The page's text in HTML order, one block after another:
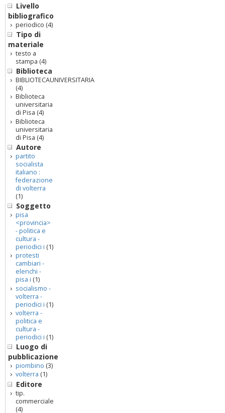
Livello
bibliografico
periodico (4)
Tipo di
materiale
testo a
stampa (4)
Biblioteca
BIBLIOTECAUNIVERSITARIA
(4)
Biblioteca
universitaria
di Pisa (4)
Biblioteca
universitaria
di Pisa (4)
Autore
partito
socialista
italiano :
federazione
di volterra
(1)
Soggetto
pisa
<provincia>
- politica e
cultura -
periodici i (1)
protesti
cambiari -
elenchi -
pisa i (1)
socialismo -
volterra -
periodici i (1)
volterra -
politica e
cultura -
periodici i (1)
Luogo di
pubblicazione
piombino (3)
volterra (1)
Editore
tip.
commerciale
(4)